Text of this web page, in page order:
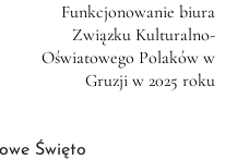
Funkcjonowanie biura
Związku Kulturalno-
Oświatowego Polaków w
Gruzji w 2025 roku
Święto